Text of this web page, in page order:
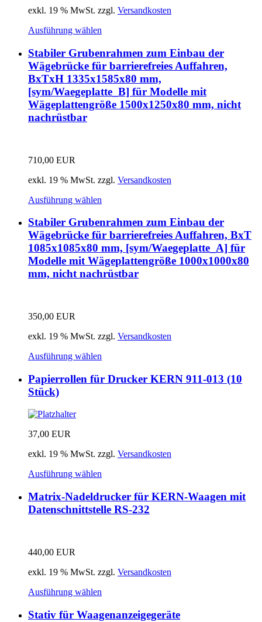
exkl. 19 % MwSt. zzgl. Versandkosten
Ausführung wählen
Stabiler Grubenrahmen zum Einbau der
Wägebrücke für barrierefreies Auffahren,
BxTxH 1335x1585x80 mm,
[sym/Waegeplatte_B] für Modelle mit
Wägeplattengröße 1500x1250x80 mm, nicht
nachrüstbar
710,00 EUR
exkl. 19 % MwSt. zzgl. Versandkosten
Ausführung wählen
Stabiler Grubenrahmen zum Einbau der
Wägebrücke für barrierefreies Auffahren, BxT
1085x1085x80 mm, [sym/Waegeplatte_A] für
Modelle mit Wägeplattengröße 1000x1000x80
mm, nicht nachrüstbar
350,00 EUR
exkl. 19 % MwSt. zzgl. Versandkosten
Ausführung wählen
Papierrollen für Drucker KERN 911-013 (10
Stück)
37,00 EUR
exkl. 19 % MwSt. zzgl. Versandkosten
Ausführung wählen
Matrix-Nadeldrucker für KERN-Waagen mit
Datenschnittstelle RS-232
440,00 EUR
exkl. 19 % MwSt. zzgl. Versandkosten
Ausführung wählen
Stativ für Waagenanzeigegeräte